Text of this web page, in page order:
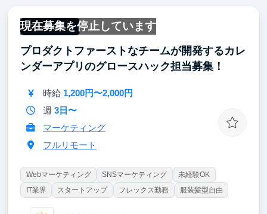
現在募集を停止しています
フルリモート
プロダクトファーストなチームが開発するカレ
ンダーアプリのグロースハック担当募集！
時給 1,200円〜2,000円
週 3日〜
マーケティング
フルリモート
Webマーケティング SNSマーケティング
未経験OK
IT業界
スタートアップ フレックス勤務 服装髪型自由